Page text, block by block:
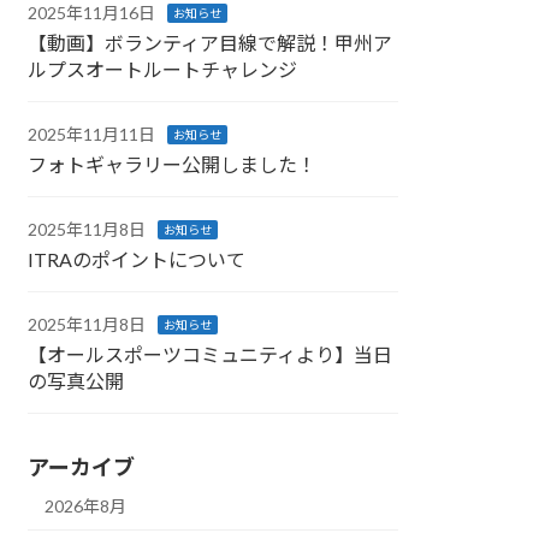
2025年11月16日 お知らせ
【動画】ボランティア目線で解説！甲州ア
ルプスオートルートチャレンジ
2025年11月11日 お知らせ
フォトギャラリー公開しました！
2025年11月8日 お知らせ
ITRAのポイントについて
2025年11月8日 お知らせ
【オールスポーツコミュニティより】当日
の写真公開
アーカイブ
2026年8月